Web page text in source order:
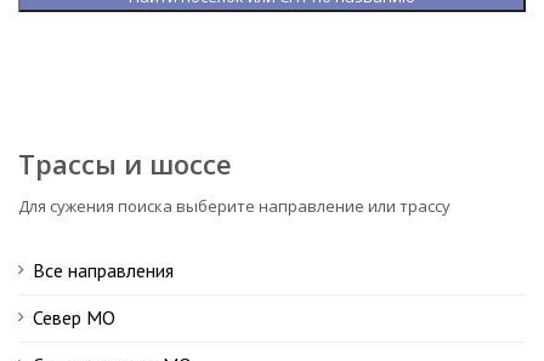
Трассы и шоссе
Для сужения поиска выберите направление или трассу
Все направления
Север МО